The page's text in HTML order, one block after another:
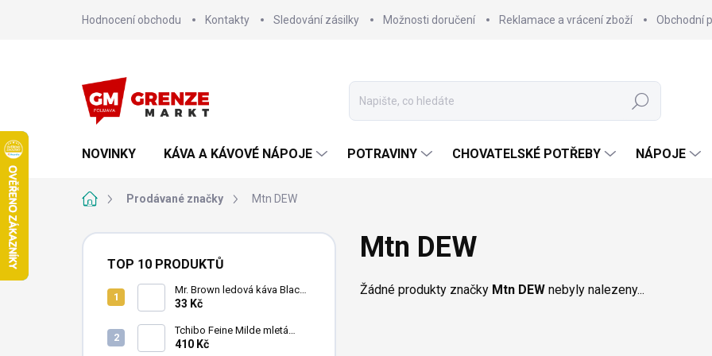
Hodnocení obchodu Kontakty Sledování zásilky Možnosti doručení Reklamace a vrácení zboží Obchodní
Hledat
NOVINKY KÁVA A KÁVOVÉ NÁPOJE POTRAVINY CHOVATELSKÉ POTŘEBY NÁPOJE
DomůProdávané značky Mtn DEW
P
TOP 10 PRODUKTŮ
Mr. Brown ledová káva Black
240 ml
33 Kč
Tchibo Feine Milde mletá
káva 4x250g
410 Kč
Mtn DEW
Žádné produkty značky Mtn DEW nebyly nalezeny...